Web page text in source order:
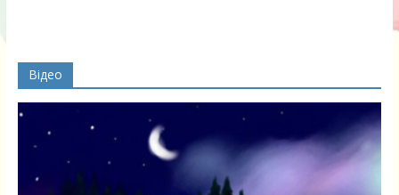
Відео